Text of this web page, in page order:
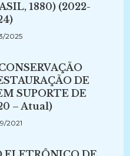
1880) (2022-
2025
DE
SUPORTE DE
– Atual)
2021